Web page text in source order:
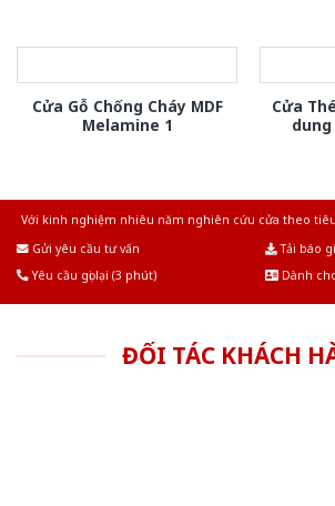
Cửa Gỗ Chống Cháy MDF
Melamine 1
Cửa
Với kinh nghiệm nhiêu năm nghiên cứu cửa theo
Gửi yêu cầu tư vấn
Tải báo
Yêu cầu gọi lại (3 phút)
Dành
ĐỐI TÁC KHÁCH